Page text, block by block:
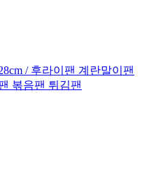
/ 후라이팬 계란말이팬
볶음팬 튀김팬